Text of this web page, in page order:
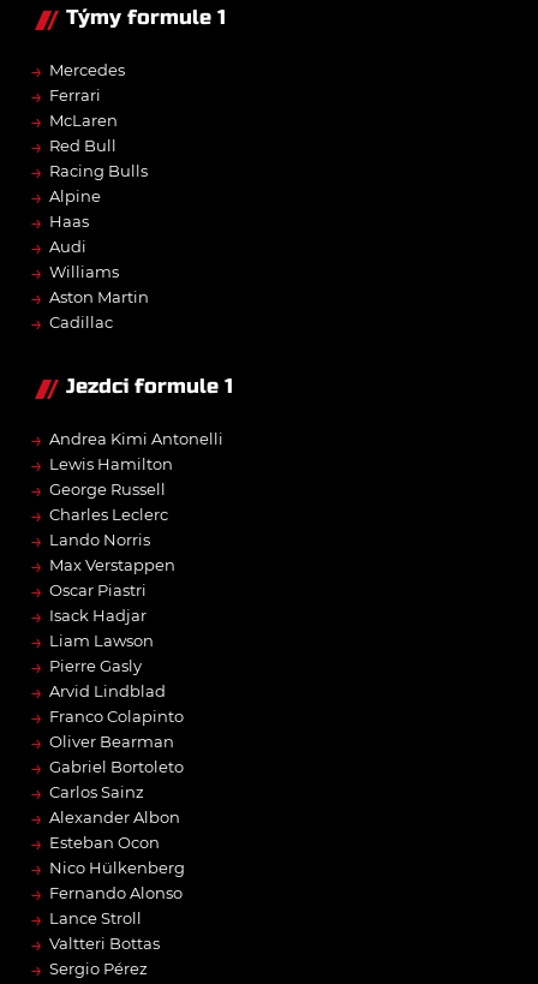
Týmy formule 1
→ Mercedes
→ Ferrari
→ McLaren
→ Red Bull
→ Racing Bulls
→ Alpine
→ Haas
→ Audi
→ Williams
→ Aston Martin
→ Cadillac
Jezdci formule 1
→ Andrea Kimi Antonelli
→ Lewis Hamilton
→ George Russell
→ Charles Leclerc
→ Lando Norris
→ Max Verstappen
→ Oscar Piastri
→ Isack Hadjar
→ Liam Lawson
→ Pierre Gasly
→ Arvid Lindblad
→ Franco Colapinto
→ Oliver Bearman
→ Gabriel Bortoleto
→ Carlos Sainz
→ Alexander Albon
→ Esteban Ocon
→ Nico Hülkenberg
→ Fernando Alonso
→ Lance Stroll
→ Valtteri Bottas
→ Sergio Pérez